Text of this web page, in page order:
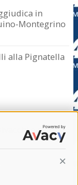
in
Montegrino
alla Pignatella
e rifiuti